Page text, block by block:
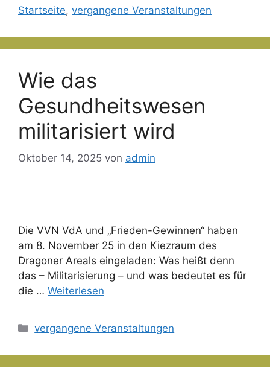
Startseite, vergangene Veranstaltungen
Wie das
Gesundheitswesen
militarisiert wird
Oktober 14, 2025 von admin
Die VVN VdA und „Frieden-Gewinnen“ haben
am 8. November 25 in den Kiezraum des
Dragoner Areals eingeladen: Was heißt denn
das – Militarisierung – und was bedeutet es für
die … Weiterlesen
Kategorien
vergangene Veranstaltungen